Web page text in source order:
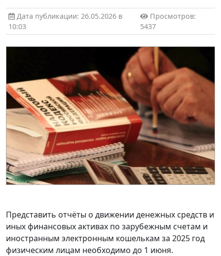
Дата публикации: 26.05.2026 в
10:03
Просмотров:
5437
Представить отчёты о движении денежных средств и
иных финансовых активах по зарубежным счетам и
иностранным электронным кошелькам за 2025 год
физическим лицам необходимо до 1 июня.